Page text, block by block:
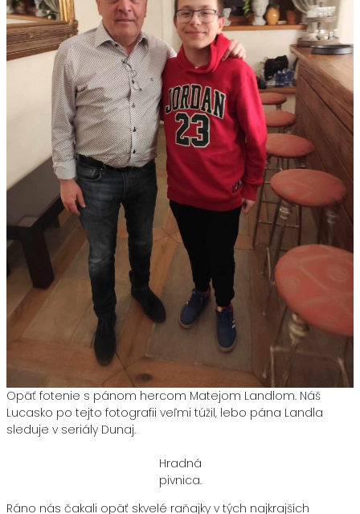
Opäť fotenie s pánom hercom Matejom Landlom. Náš
Lucasko po tejto fotografii veľmi túžil, lebo pána Landla
sleduje v seriály Dunaj.
Hradná
pivnica.
Ráno nás čakali opäť skvelé raňajky v tých najkrajších